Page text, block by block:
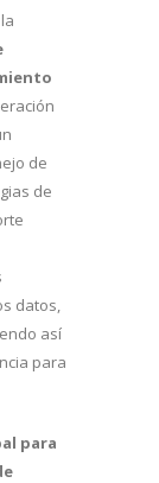
de
de
datos,
así
para
para